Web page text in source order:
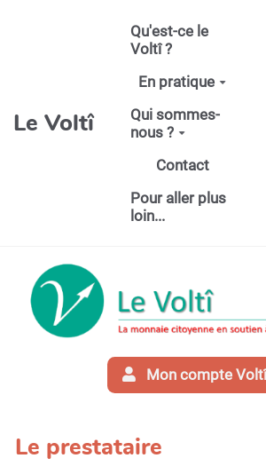
Aller au contenu principal
Le Voltî
Qu'est-ce le
Voltî ?
En pratique
Qui sommes-
nous ?
Contact
Pour aller plus
loin...
Mon compte
Le prestataire